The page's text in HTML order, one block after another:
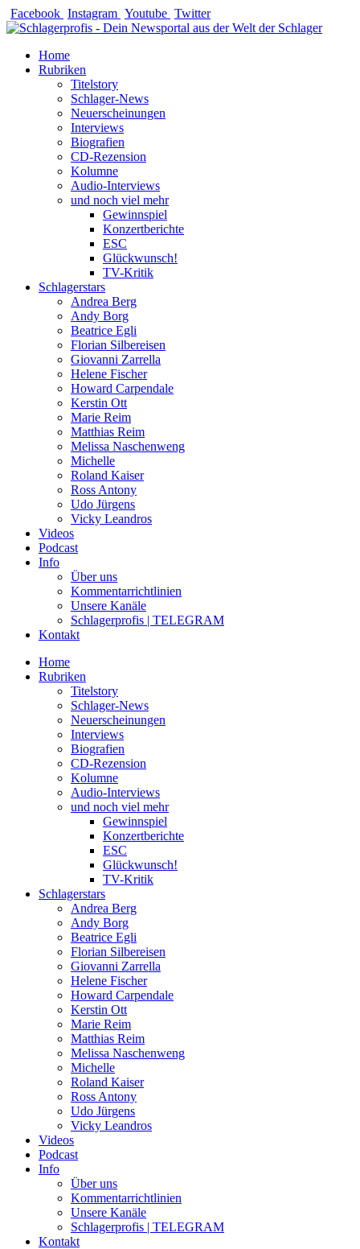
Zum
Inhalt
Facebook Instagram Youtube Twitter
Home
Rubriken
Titelstory
Schlager-News
Neuerscheinungen
Interviews
Biografien
CD-Rezension
Kolumne
Audio-Interviews
und noch viel mehr
Gewinnspiel
Konzertberichte
ESC
Glückwunsch!
TV-Kritik
Schlagerstars
Andrea Berg
Andy Borg
Beatrice Egli
Florian Silbereisen
Giovanni Zarrella
Helene Fischer
Howard Carpendale
Kerstin Ott
Marie Reim
Matthias Reim
Melissa Naschenweng
Michelle
Roland Kaiser
Ross Antony
Udo Jürgens
Vicky Leandros
Videos
Podcast
Info
Über uns
Kommentarrichtlinien
Unsere Kanäle
Schlagerprofis | TELEGRAM
Kontakt
Home
Rubriken
Titelstory
Schlager-News
Neuerscheinungen
Interviews
Biografien
CD-Rezension
Kolumne
Audio-Interviews
und noch viel mehr
Gewinnspiel
Konzertberichte
ESC
Glückwunsch!
TV-Kritik
Schlagerstars
Andrea Berg
Andy Borg
Beatrice Egli
Florian Silbereisen
Giovanni Zarrella
Helene Fischer
Howard Carpendale
Kerstin Ott
Marie Reim
Matthias Reim
Melissa Naschenweng
Michelle
Roland Kaiser
Ross Antony
Udo Jürgens
Vicky Leandros
Videos
Podcast
Info
Über uns
Kommentarrichtlinien
Unsere Kanäle
Schlagerprofis | TELEGRAM
Kontakt